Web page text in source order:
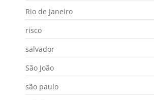
Rio de Janeiro
risco
salvador
São João
são paulo